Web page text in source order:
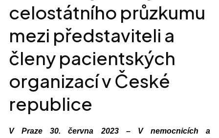
celostátního průzkumu
mezi představiteli a
členy pacientských
organizací v České
republice
V Praze 30. června 2023 – V nemocnicích a